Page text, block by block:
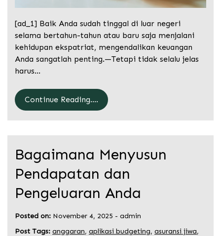
[ad_1] Baik Anda sudah tinggal di luar negeri
selama bertahun-tahun atau baru saja menjalani
kehidupan ekspatriat, mengendalikan keuangan
Anda sangatlah penting.—Tetapi tidak selalu jelas
harus…
Continue Reading....
Bagaimana Menyusun
Pendapatan dan
Pengeluaran Anda
Posted on: November 4, 2025 - admin
Post Tags: anggaran, aplikasi budgeting, asuransi jiwa,